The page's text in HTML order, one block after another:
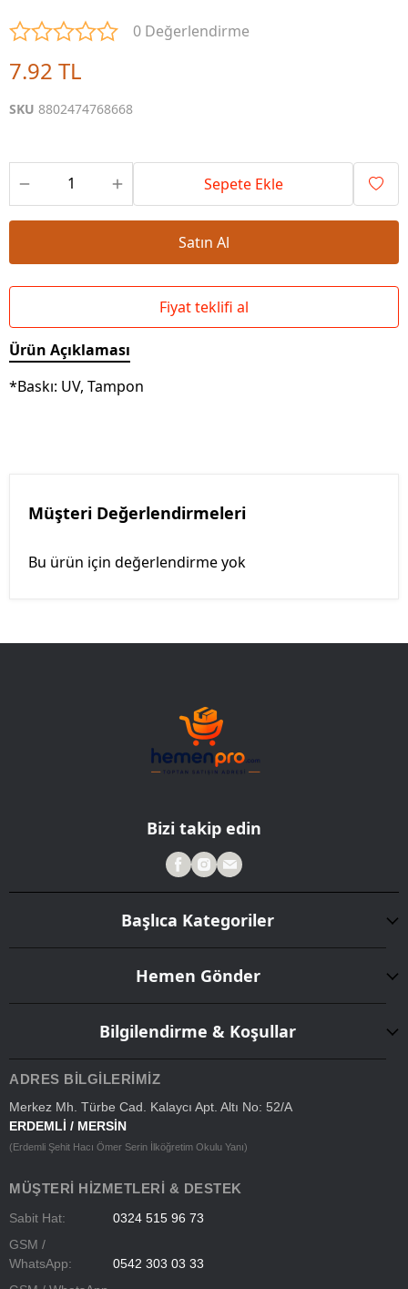
0 Değerlendirme
7.92 TL
SKU 8802474768668
Sepete Ekle
Satın Al
Fiyat teklifi al
Ürün Açıklaması
*Baskı: UV, Tampon
Müşteri Değerlendirmeleri
Bu ürün için değerlendirme yok
Bizi takip edin
Başlıca Kategoriler
Hemen Gönder
Bilgilendirme & Koşullar
ADRES BILGILERIMIZ
Merkez Mh. Türbe Cad. Kalaycı Apt. Altı No: 52/A
ERDEMLİ / MERSİN
(Erdemli Şehit Hacı Ömer Serin İlköğretim Okulu Yanı)
MÜŞTERI HIZMETLERI & DESTEK
Sabit Hat:
0324 515 96 73
GSM /
WhatsApp:
0542 303 03 33